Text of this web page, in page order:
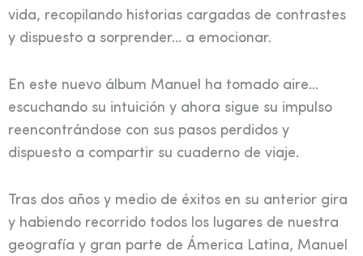
vida, recopilando historias cargadas de contrastes
y dispuesto a sorprender… a emocionar.
En este nuevo álbum Manuel ha tomado aire…
escuchando su intuición y ahora sigue su impulso
reencontrándose con sus pasos perdidos y
dispuesto a compartir su cuaderno de viaje.
Tras dos años y medio de éxitos en su anterior gira
y habiendo recorrido todos los lugares de nuestra
geografía y gran parte de Ámerica Latina, Manuel